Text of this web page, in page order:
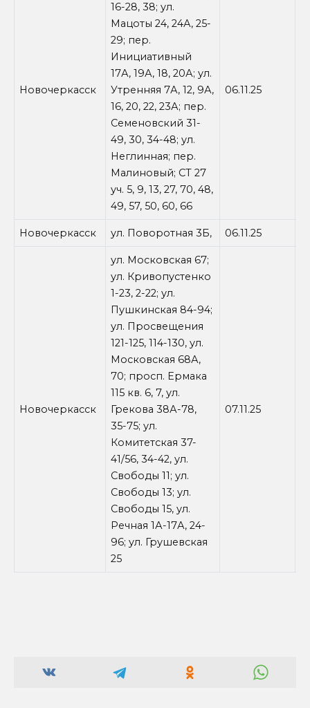
Новочеркасск
16-28, 38; ул.
Мацоты 24, 24А, 25-
29; пер.
Инициативный
17А, 19А, 18, 20А; ул.
Утренняя 7А, 12, 9А,
16, 20, 22, 23А; пер.
Семеновский 31-
49, 30, 34-48; ул.
Неглинная; пер.
Малиновый; СТ 27
уч. 5, 9, 13, 27, 70, 48,
49, 57, 50, 60, 66
06.11.25
Новочеркасск ул. Поворотная 3Б, 06.11.25
Новочеркасск
ул. Московская 67;
ул. Кривопустенко
1-23, 2-22; ул.
Пушкинская 84-94;
ул. Просвещения
121-125, 114-130, ул.
Московская 68А,
70; просп. Ермака
115 кв. 6, 7, ул.
Грекова 38А-78,
35-75; ул.
Комитетская 37-
41/56, 34-42, ул.
Свободы 11; ул.
Свободы 13; ул.
Свободы 15, ул.
Речная 1А-17А, 24-
96; ул. Грушевская
25
07.11.25